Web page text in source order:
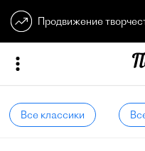
Продвижение
Все классики